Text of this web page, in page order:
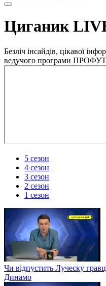
Циганик
Безліч інсайдів, цікавої
ведучого програми
5 сезон
4 сезон
3 сезон
2 сезон
1 сезон
Чи відпустить Луческу
Динамо